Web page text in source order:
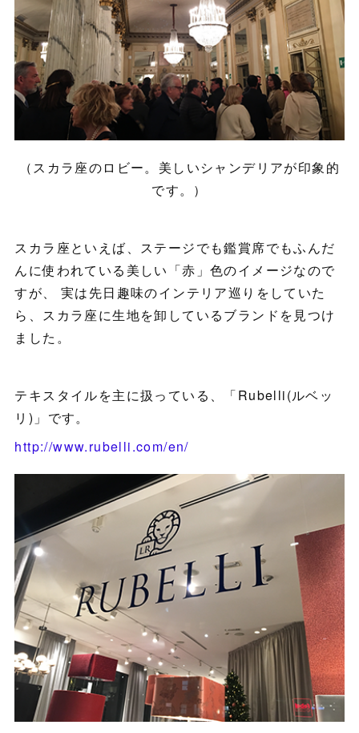
（スカラ座のロビー。美しいシャンデリアが印象的
です。）
スカラ座といえば、ステージでも鑑賞席でもふんだ
んに使われている美しい「赤」色のイメージなので
すが、 実は先日趣味のインテリア巡りをしていた
ら、スカラ座に生地を卸しているブランドを見つけ
ました。
テキスタイルを主に扱っている、「Rubelli(ルベッ
リ)」です。
http://www.rubelli.com/en/